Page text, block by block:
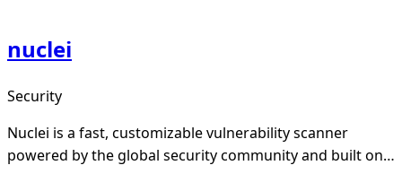
nuclei
Security
Nuclei is a fast, customizable vulnerability scanner
powered by the global security community and built on a